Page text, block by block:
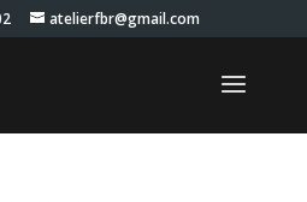
atelierfbr@gmail.com